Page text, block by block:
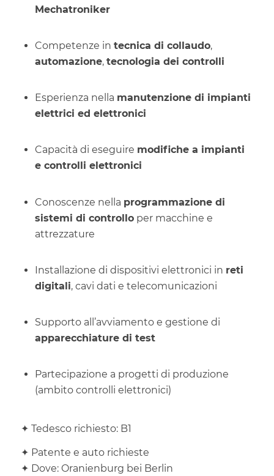
Mechatroniker
Competenze in tecnica di collaudo,
automazione, tecnologia dei controlli
Esperienza nella manutenzione di impianti
elettrici ed elettronici
Capacità di eseguire modifiche a impianti
e controlli elettronici
Conoscenze nella programmazione di
sistemi di controlloper macchine e
attrezzature
Installazione di dispositivi elettronici in reti
digitali, cavi dati e telecomunicazioni
Supporto all’avviamento e gestione di
apparecchiature di test
Partecipazione a progetti di produzione
(ambito controlli elettronici)
✦ Tedesco richiesto: B1
✦ Patente e auto richieste
✦ Dove: Oranienburg bei Berlin